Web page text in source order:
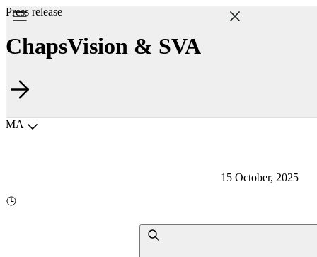
Choisir la langue
MA
Press release
ChapsVision & SVA
15 October, 2025